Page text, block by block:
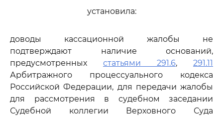
установила:
доводы кассационной жалобы не
подтверждают наличие оснований,
предусмотренных статьями 291.6, 291.11
Арбитражного процессуального кодекса
Российской Федерации, для передачи жалобы
для рассмотрения в судебном заседании
Судебной коллегии Верховного Суда